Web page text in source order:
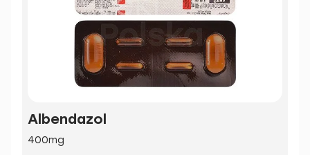
Albendazol
400mg